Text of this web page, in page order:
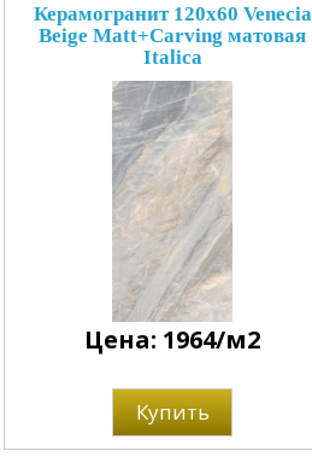
Керамогранит 120x60 Venecia
Beige Matt+Carving матовая
Italica
Цена: 1964/м2
Купить